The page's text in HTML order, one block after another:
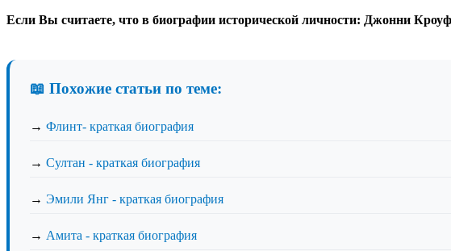
Если Вы считаете, что в биографии исторической личности: Джонни
📖 Похожие статьи по теме:
→ Флинт- краткая биография
→ Султан - краткая биография
→ Эмили Янг - краткая биография
→ Амита - краткая биография